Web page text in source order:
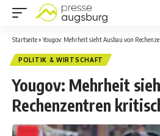
Startseite»Yougov: Mehrheit sieht Ausbau von
POLITIK & WIRTSCHAFT
Yougov: Mehrheit
Rechenzentren